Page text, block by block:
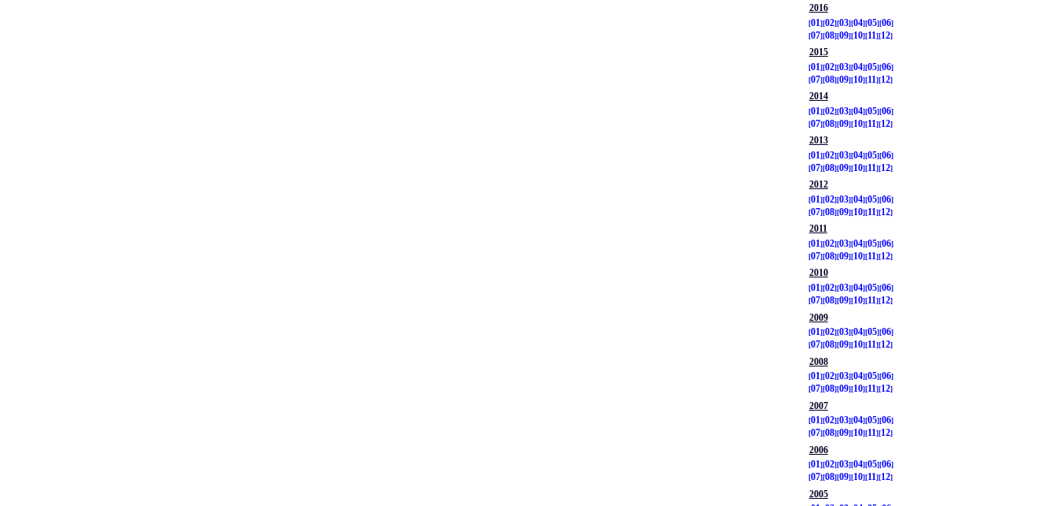
2016
01
02 03 04 05 06
07 08 09 10 11
12
2015
01
02 03 04 05 06
07 08 09 10 11
12
2014
01
02 03 04 05 06
07 08 09 10 11
12
2013
01
02 03 04 05 06
07 08 09 10 11
12
2012
01
02 03 04 05 06
07 08 09 10 11
12
2011
01
02 03 04 05 06
07 08 09 10 11
12
2010
01
02 03 04 05 06
07 08 09 10 11
12
2009
01
02 03 04 05 06
07 08 09 10 11
12
2008
01
02 03 04 05 06
07 08 09 10 11
12
2007
01
02 03 04 05 06
07 08 09 10 11
12
2006
01
02 03 04 05 06
07 08 09 10 11
12
2005